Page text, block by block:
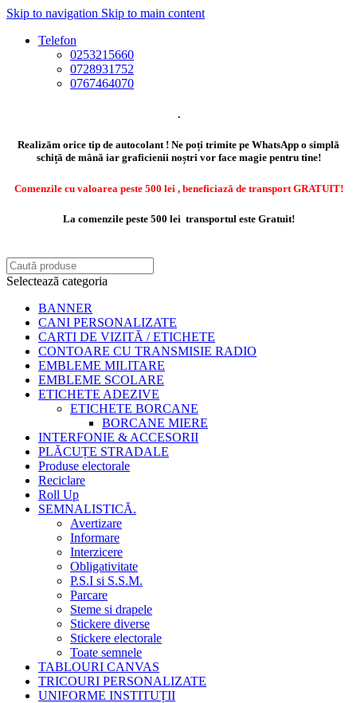
Skip to navigation Skip to main content
Telefon
0253215660
0728931752
0767464070
.
Realizăm orice tip de autocolant ! Ne poți trimite pe WhatsApp o simplă
schiță de mână iar graficienii noștri vor face magie pentru tine!
Comenzile cu valoarea peste 500 lei , beneficiază de transport GRATUIT!
La comenzile peste 500 lei transportul este Gratuit!
Selectează categoria
BANNER
CANI PERSONALIZATE
CARTI DE VIZITĂ / ETICHETE
CONTOARE CU TRANSMISIE RADIO
EMBLEME MILITARE
EMBLEME SCOLARE
ETICHETE ADEZIVE
ETICHETE BORCANE
BORCANE MIERE
INTERFONIE & ACCESORII
PLĂCUȚE STRADALE
Produse electorale
Reciclare
Roll Up
SEMNALISTICĂ.
Avertizare
Informare
Interzicere
Obligativitate
P.S.I si S.S.M.
Parcare
Steme si drapele
Stickere diverse
Stickere electorale
Toate semnele
TABLOURI CANVAS
TRICOURI PERSONALIZATE
UNIFORME INSTITUȚII